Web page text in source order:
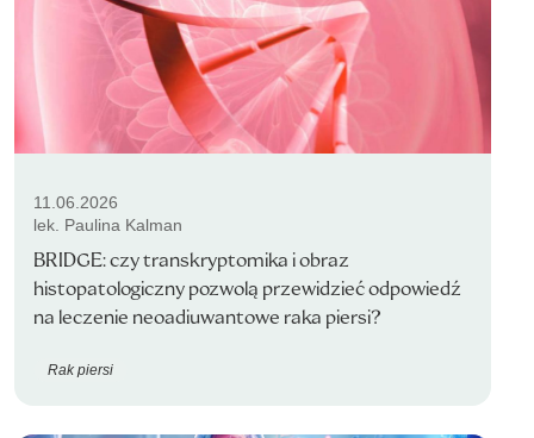
11.06.2026
lek. Paulina Kalman
BRIDGE: czy transkryptomika i obraz
histopatologiczny pozwolą przewidzieć odpowiedź
na leczenie neoadiuwantowe raka piersi?
Rak piersi